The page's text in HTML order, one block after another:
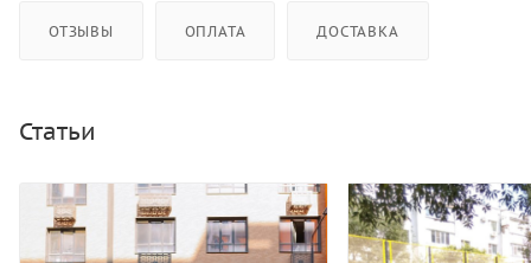
ОТЗЫВЫ ОПЛАТА ДОСТАВКА
Статьи